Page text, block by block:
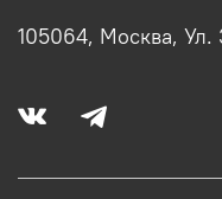
105064, Москва, Ул.